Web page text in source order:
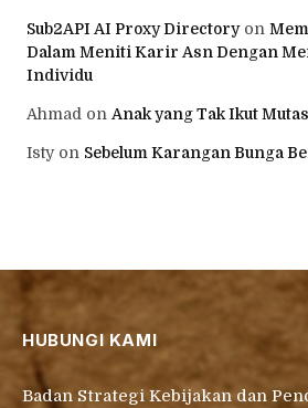
Sub2API AI Proxy Directoryon
Dalam Meniti Karir Asn Dengan
Individu
Ahmad on Anak yang Tak Ikut
Istyon Sebelum Karangan Bunga
HUBUNGI KAMI
Badan Strategi Kebijakan dan